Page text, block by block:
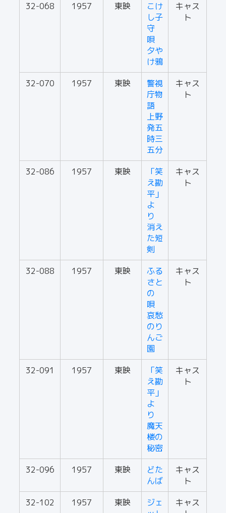
32-068 1957 東映
こけ
し子
守
唄
夕や
け鴉
キャス
ト
32-070 1957 東映
警視
庁物
語
上野
発五
時三
五分
キャス
ト
32-086 1957 東映
「笑
え勘
平」
よ
り
消え
た短
剣
キャス
ト
32-088 1957 東映
ふる
さと
の
唄
哀愁
のり
んご
園
キャス
ト
32-091 1957 東映
「笑
え勘
平」
よ
り
魔天
楼の
秘密
キャス
ト
32-096 1957 東映
どた
んば
キャス
ト
32-102
1957 東映
ジェ
キャス